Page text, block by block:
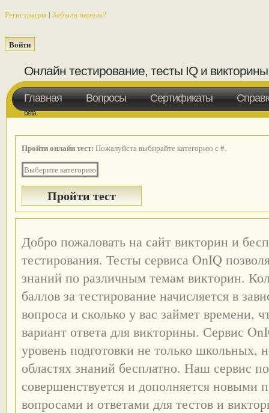
Регистрация | Забыли пароль?
Онлайн тестирование, тесты IQ и
beta
Главная Вопросы Сертификаты
Пройти онлайн тест: Пожалуйста выбирайте категорию с #.
Выберите категорию
Добро пожаловать на сайт викторин и
тестирования. Тесты сервиса OnIQ
знаний по различным темам викторин.
баллов за тестирование начисляется в
вопроса и сколько у вас займет времени,
вариант ответа для викторины. Сервис
уровень подготовки не только школьных,
областях знаний бесплатно. Наш сервис
совершенствуется и дополняется
вопросами и ответами для тестов и